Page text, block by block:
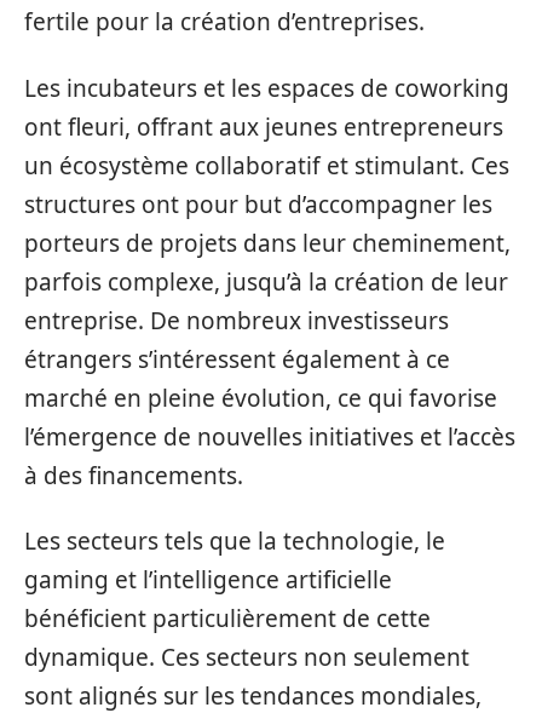
fertile pour la création d’entreprises.
Les incubateurs et les espaces de coworking
ont fleuri, offrant aux jeunes entrepreneurs
un écosystème collaboratif et stimulant. Ces
structures ont pour but d’accompagner les
porteurs de projets dans leur cheminement,
parfois complexe, jusqu’à la création de leur
entreprise. De nombreux investisseurs
étrangers s’intéressent également à ce
marché en pleine évolution, ce qui favorise
l’émergence de nouvelles initiatives et l’accès
à des financements.
Les secteurs tels que la technologie, le
gaming et l’intelligence artificielle
bénéficient particulièrement de cette
dynamique. Ces secteurs non seulement
sont alignés sur les tendances mondiales,